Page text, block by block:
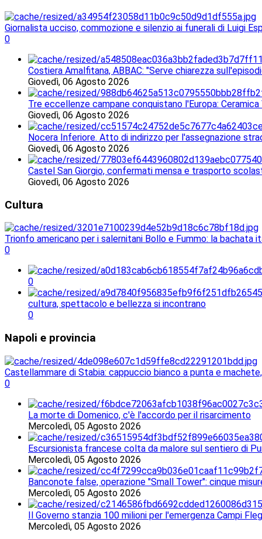
Giornalista ucciso, commozione e silenzio ai funerali di Luigi
0
Costiera Amalfitana, ABBAC: "Serve chiarezza
Giovedì, 06 Agosto 2026
Tre eccellenze campane conquistano l'Europa:
Giovedì, 06 Agosto 2026
Nocera Inferiore. Atto di indirizzo per l'assegnazione
Giovedì, 06 Agosto 2026
Castel San Giorgio, confermati mensa e trasporto
Giovedì, 06 Agosto 2026
Cultura
Trionfo americano per i salernitani Bollo e Fummo: la bachata
0
0
cultura, spettacolo e bellezza si incontrano
0
Napoli e provincia
Castellammare di Stabia: cappuccio bianco a punta e
0
La morte di Domenico, c'è l'accordo per il risarcimento
Mercoledì, 05 Agosto 2026
Escursionista francese colta da malore sul sentiero di
Mercoledì, 05 Agosto 2026
Banconote false, operazione "Small Tower": cinque
Mercoledì, 05 Agosto 2026
Il Governo stanzia 100 milioni per l'emergenza Campi
Mercoledì, 05 Agosto 2026